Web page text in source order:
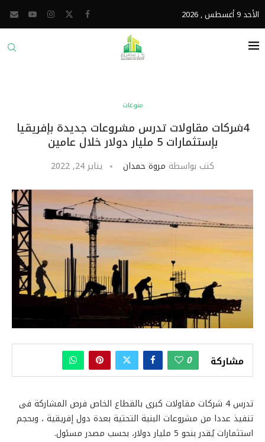
الأحد 9 أغسطس , 2026
منوعات
4شركات مقاولات تدرس مشروعات جديدة بإفريقيا
بإستثمارات 5 مليار دولار خلال عامين
كتب بواسطة مروة حمدان يناير 24, 2022
مشاركة 0
تدرس 4 شركات مقاولات كبرى بالقطاع الخاص فرص المشاركة فى
تنفيذ عددا من مشروعات البنية التحتية بعدة دول إفريقية ، وبحجم
استثمارات يُقدر بنحو 5 مليار دولار، بحسب مصدر مسئول.